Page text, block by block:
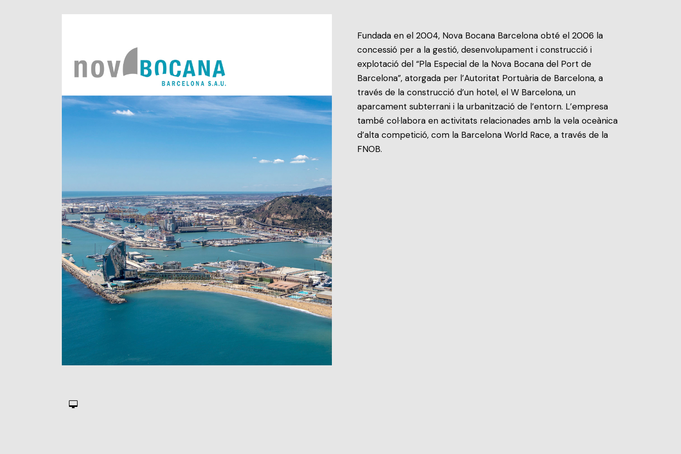
Fundada en el 2004, Nova Bocana Barcelona obté el 2006 la
concessió per a la gestió, desenvolupament i construcció i
explotació del “Pla Especial de la Nova Bocana del Port de
Barcelona”, atorgada per l’Autoritat Portuària de Barcelona, a
través de la construcció d’un hotel, el W Barcelona, un
aparcament subterrani i la urbanització de l’entorn. L’empresa
també col·labora en activitats relacionades amb la vela oceànica
d’alta competició, com la Barcelona World Race, a través de la
FNOB.